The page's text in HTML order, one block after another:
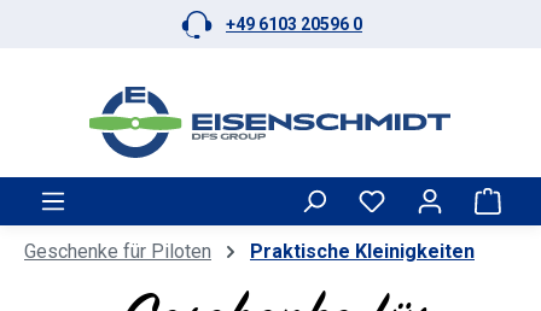
Zum Hauptinhalt springen+49 6103 20596 0
Geschenke für Piloten Praktische Kleinigkeiten